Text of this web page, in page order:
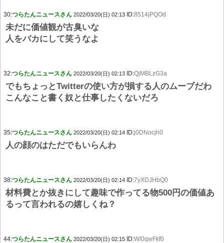
30:つらたんニュースさん 2022/03/20(日) 02:13 ID:8514jPQOd
未だに価値観が古臭いな
人をバカにして笑うなよ
32:つらたんニュースさん 2022/03/20(日) 02:13 ID:QjMBLzG3a
でもちょっとTwitterの使い方が損する人のムーブだわ
こんなこと書く奴と仕事したくないだろ
35:つらたんニュースさん 2022/03/20(日) 02:14 ID:j0DNocjh0
人の顔のはただでもいらんわ
38:つらたんニュースさん 2022/03/20(日) 02:14 ID:7yXDJHbQ0
材料費とか抜きにして趣味で作ってる物500円の価値あ
るって言われるの嬉しくね？
44:つらたんニュースさん 2022/03/20(日) 02:15 ID:W/0qwFkf0